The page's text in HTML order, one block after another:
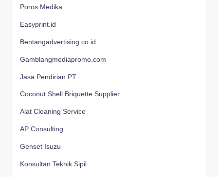
Poros Medika
Easyprint.id
Bentangadvertising.co.id
Gamblangmediapromo.com
Jasa Pendirian PT
Coconut Shell Briquette Supplier
Alat Cleaning Service
AP Consulting
Genset Isuzu
Konsultan Teknik Sipil